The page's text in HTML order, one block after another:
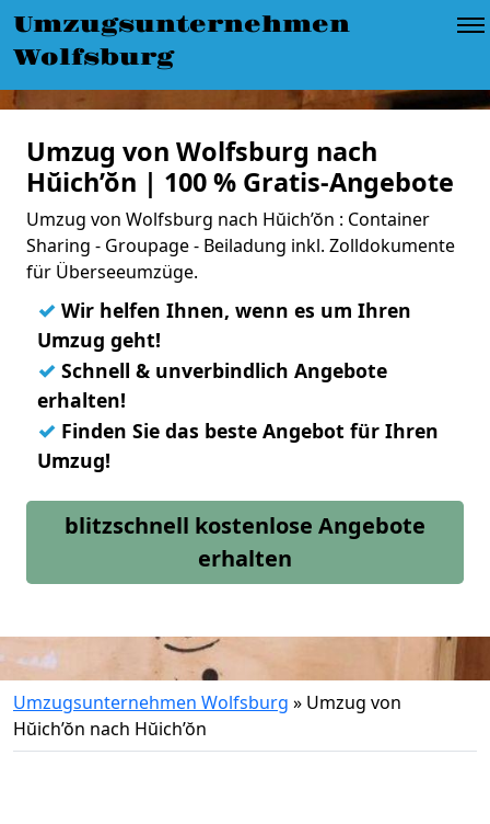
Umzugsunternehmen
Wolfsburg
Umzug von Wolfsburg nach
Hŭich’ŏn | 100 % Gratis-Angebote
Umzug von Wolfsburg nach Hŭich’ŏn : Container
Sharing - Groupage - Beiladung inkl. Zolldokumente
für Überseeumzüge.
✓ Wir helfen Ihnen, wenn es um Ihren
Umzug geht!
✓ Schnell & unverbindlich Angebote
erhalten!
✓ Finden Sie das beste Angebot für Ihren
Umzug!
blitzschnell kostenlose Angebote
erhalten
Umzugsunternehmen Wolfsburg » Umzug von
Hŭich’ŏn nach Hŭich’ŏn